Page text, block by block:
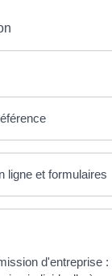
ligne et formulaires
d'entreprise